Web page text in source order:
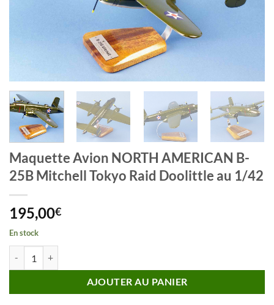
Maquette Avion NORTH AMERICAN B-
25B Mitchell Tokyo Raid Doolittle au 1/42
195,00€
En stock
AJOUTER AU PANIER